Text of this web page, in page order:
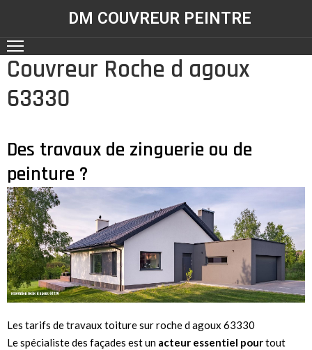
DM COUVREUR PEINTRE
ACCUEIL
NOS
RÉALISATIONS
SERVICES
CONTACT
Couvreur Roche d agoux
63330
Des travaux de zinguerie ou de
peinture ?
Les tarifs de travaux toiture sur roche d agoux 63330
Le spécialiste des façades est un acteur essentiel pourtout